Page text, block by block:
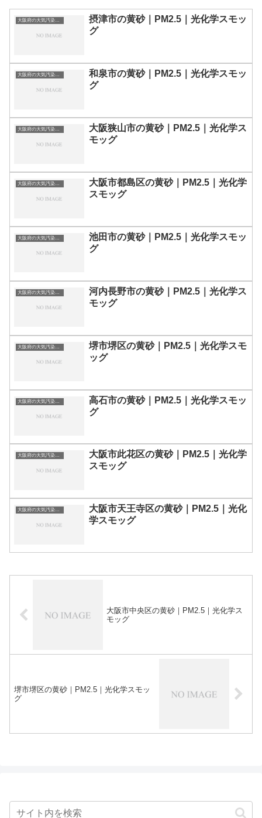
大阪府の大気汚染・PM2.5・黄砂・エアロゾルの数値
摂津市の黄砂｜PM2.5｜光化学スモッ
グ
大阪府の大気汚染・PM2.5・黄砂・エアロゾルの数値
和泉市の黄砂｜PM2.5｜光化学スモッ
グ
大阪府の大気汚染・PM2.5・黄砂・エアロゾルの数値
大阪狭山市の黄砂｜PM2.5｜光化学ス
モッグ
大阪府の大気汚染・PM2.5・黄砂・エアロゾルの数値
大阪市都島区の黄砂｜PM2.5｜光化学
スモッグ
大阪府の大気汚染・PM2.5・黄砂・エアロゾルの数値
池田市の黄砂｜PM2.5｜光化学スモッ
グ
大阪府の大気汚染・PM2.5・黄砂・エアロゾルの数値
河内長野市の黄砂｜PM2.5｜光化学ス
モッグ
大阪府の大気汚染・PM2.5・黄砂・エアロゾルの数値
堺市堺区の黄砂｜PM2.5｜光化学スモ
ッグ
大阪府の大気汚染・PM2.5・黄砂・エアロゾルの数値
高石市の黄砂｜PM2.5｜光化学スモッ
グ
大阪府の大気汚染・PM2.5・黄砂・エアロゾルの数値
大阪市此花区の黄砂｜PM2.5｜光化学
スモッグ
大阪府の大気汚染・PM2.5・黄砂・エアロゾルの数値
大阪市天王寺区の黄砂｜PM2.5｜光化
学スモッグ
大阪市中央区の黄砂｜PM2.5｜光化学ス
モッグ
堺市堺区の黄砂｜PM2.5｜光化学スモッ
グ